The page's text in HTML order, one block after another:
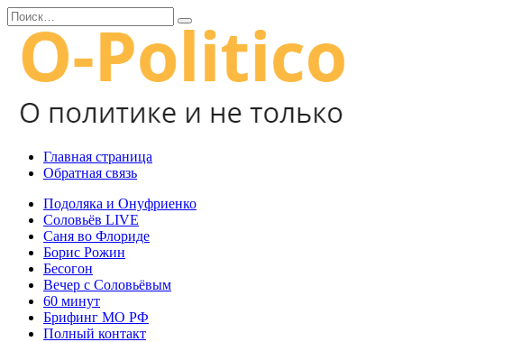
Перейти
к
содержанию
Search
for:
Главная страница
Обратная связь
Подоляка и Онуфриенко
Соловьёв LIVE
Саня во Флориде
Борис Рожин
Бесогон
Вечер с Соловьёвым
60 минут
Брифинг МО РФ
Полный контакт